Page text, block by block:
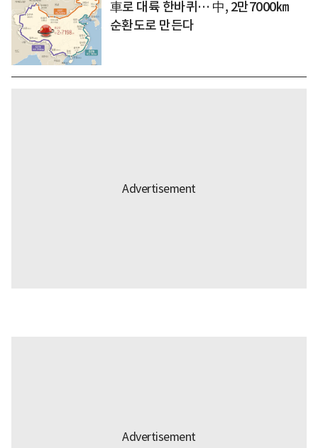
車로 대륙 한바퀴… 中, 2만7000㎞
순환도로 만든다